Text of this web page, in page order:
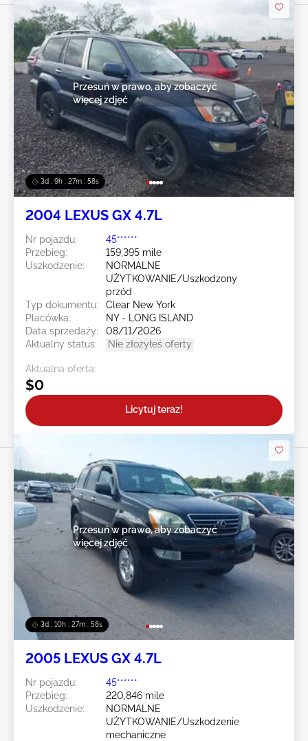
3d : 9h : 27m : 55s
Przesuń w prawo, aby zobaczyć
więcej zdjęć
2004 LEXUS GX 4.7L
Nr pojazdu:
45******
Przebieg:
159,395 mile
Uszkodzenie:
NORMALNE
UŻYTKOWANIE/Uszkodzony
przód
Typ dokumentu:
Clear New York
Placówka:
NY - LONG ISLAND
Data sprzedaży:
08/11/2026
Aktualny status:
Nie złożyłeś oferty
Aktualna oferta:
$0
Licytuj teraz!
3d : 10h : 27m : 55s
Przesuń w prawo, aby zobaczyć
więcej zdjęć
2005 LEXUS GX 4.7L
Nr pojazdu:
45******
Przebieg:
220,846 mile
Uszkodzenie:
NORMALNE
UŻYTKOWANIE/Uszkodzenie
mechaniczne